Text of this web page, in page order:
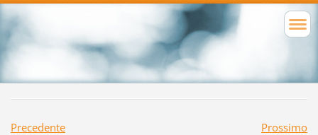
Precedente
Prossimo